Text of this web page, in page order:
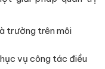
trường trên môi
vụ công tác điều